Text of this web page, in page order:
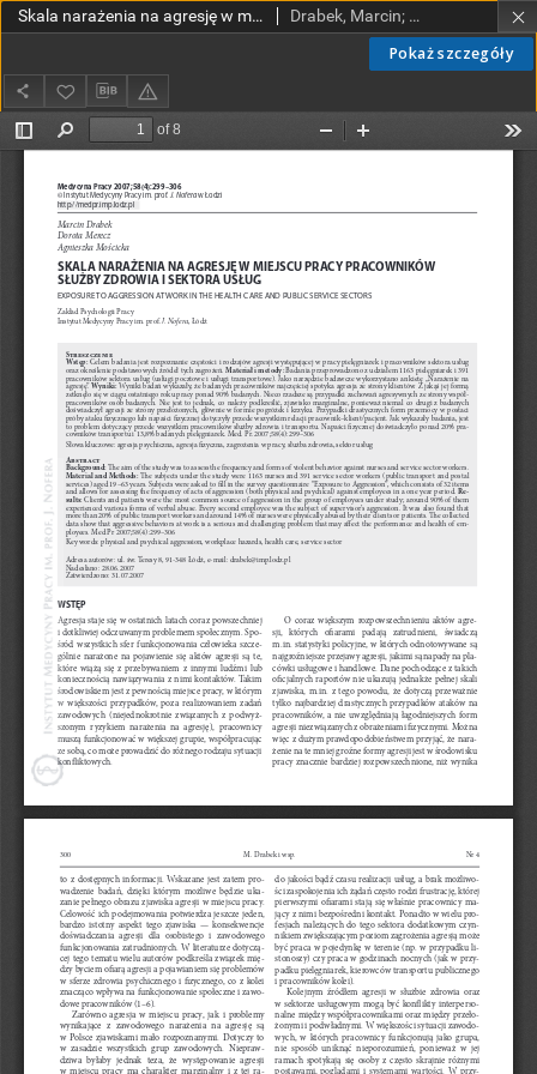
Pokaż szczegóły
Skala narażenia na agresję w miejscu pracy pracowników służby zdrowia i sektora usług Drabek, Marcin; Merecz, Dorota; Mościcka, Agnieszka